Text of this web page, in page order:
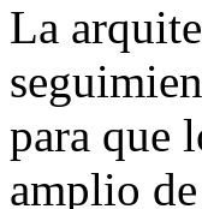
La
para que
amplio